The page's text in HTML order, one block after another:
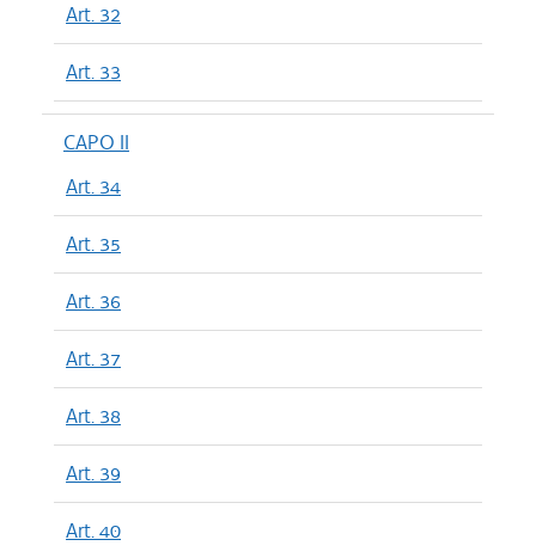
Art. 32
Art. 33
CAPO II
Art. 34
Art. 35
Art. 36
Art. 37
Art. 38
Art. 39
Art. 40